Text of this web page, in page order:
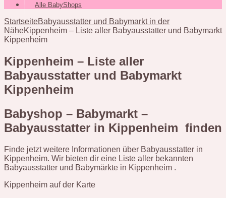
Alle BabyShops
StartseiteBabyausstatter und Babymarkt in der
NäheKippenheim – Liste aller Babyausstatter und Babymarkt
Kippenheim
Kippenheim – Liste aller
Babyausstatter und Babymarkt
Kippenheim
Babyshop – Babymarkt –
Babyausstatter in Kippenheim finden
Finde jetzt weitere Informationen über Babyausstatter in
Kippenheim. Wir bieten dir eine Liste aller bekannten
Babyausstatter und Babymärkte in Kippenheim .
Kippenheim auf der Karte